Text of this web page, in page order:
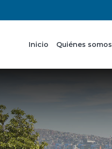
Inicio Quiénes somos